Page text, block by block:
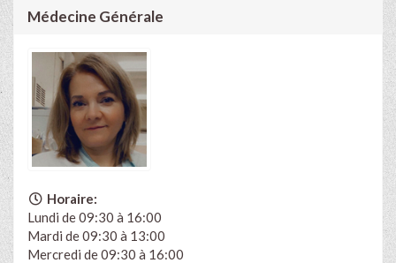
Médecine Générale
Horaire:
Lundi de 09:30 à 16:00
Mardi de 09:30 à 13:00
Mercredi de 09:30 à 16:00